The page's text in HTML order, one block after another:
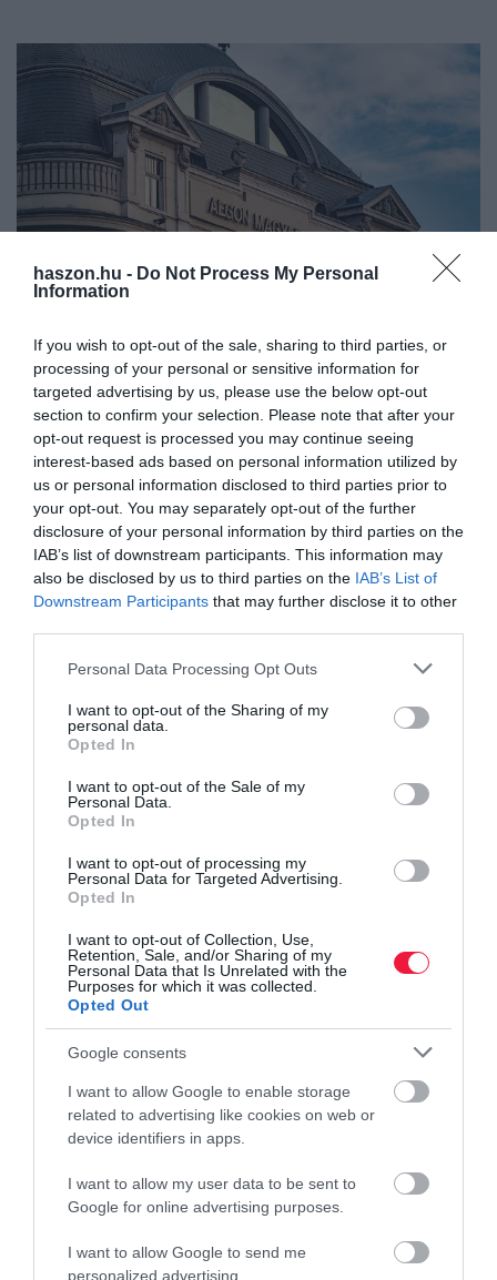
haszon.hu - Do Not Process My Personal
Information
If you wish to opt-out of the sale, sharing to third parties, or
processing of your personal or sensitive information for
targeted advertising by us, please use the below opt-out
section to confirm your selection. Please note that after your
opt-out request is processed you may continue seeing
interest-based ads based on personal information utilized by
us or personal information disclosed to third parties prior to
your opt-out. You may separately opt-out of the further
disclosure of your personal information by third parties on the
IAB’s list of downstream participants. This information may
also be disclosed by us to third parties on the IAB’s List of
Downstream Participants that may further disclose it to other
Please note that this website/app uses one or more Google
not limited to your visit or usage behaviour. You may click to
grant or deny consent to Google and its third-party tags to
use your data for below specified purposes in below Google
consent section.
Personal Data Processing Opt Outs
I want to opt-out of the Sharing of my
personal data.
Opted In
I want to opt-out of the Sale of my
Personal Data.
Opted In
I want to opt-out of processing my
Personal Data for Targeted Advertising.
Opted In
I want to opt-out of Collection, Use,
Retention, Sale, and/or Sharing of my
Personal Data that Is Unrelated with the
Purposes for which it was collected.
Opted Out
Google consents
I want to allow Google to enable storage
related to advertising like cookies on web or
device identifiers in apps.
I want to allow my user data to be sent to
Google for online advertising purposes.
I want to allow Google to send me
personalized advertising.
PIACOK
A magyar kormány elkaszált egy gigaüzletet, de
bukhatja a vétót
Az Európai Bizottság úgynevezett előzetes következtetése szerint
Magyarország megsértette az uniós jogot, amikor megvétózta,
hogy az osztrák Vienna Insurance Group AG Wiener
Versicherung Gruppe (VIG)…
Tényleg több balesetet okoznak az idősebb